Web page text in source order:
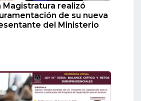
Magistratura realizó
de su nueva
del Ministerio